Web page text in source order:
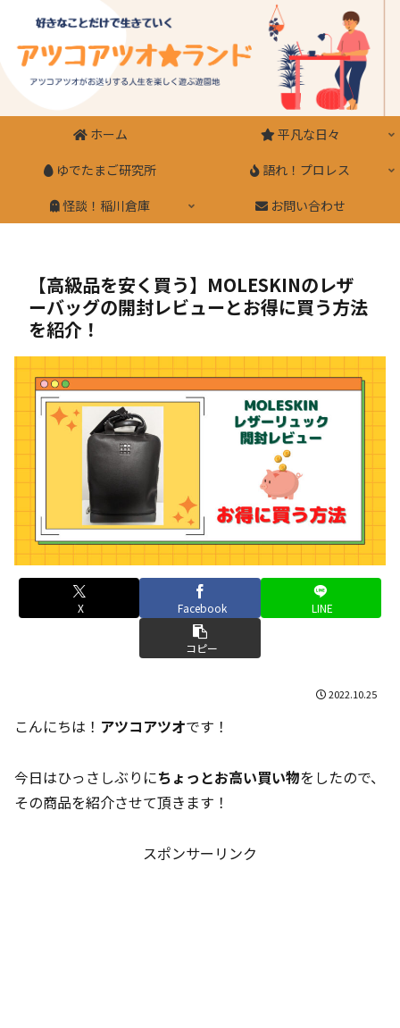
ホーム
平凡な日々
ゆでたまご研究所
語れ！プロレス
怪談！稲川倉庫
お問い合わせ
【高級品を安く買う】MOLESKINのレザ
ーバッグの開封レビューとお得に買う方法
を紹介！
X Facebook LINE
コピー
2022.10.25
こんにちは！ アツコアツオです！
今日はひっさしぶりにちょっとお高い買い物をしたので、
その商品を紹介させて頂きます！
スポンサーリンク